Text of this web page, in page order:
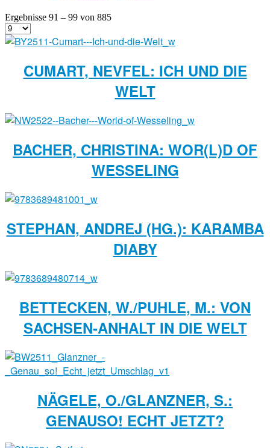
Ergebnisse 91 – 99 von 885
CUMART, NEVFEL: ICH UND DIE
WELT
BACHER, CHRISTINA: WOR(L)D OF
WESSELING
STEPHAN, ANDREJ (HG.): KARAMBA
DIABY
BETTECKEN, W./PUHLE, M.: VON
SACHSEN-ANHALT IN DIE WELT
NÄGELE, O./GLANZNER, S.:
GENAUSO! ECHT JETZT?